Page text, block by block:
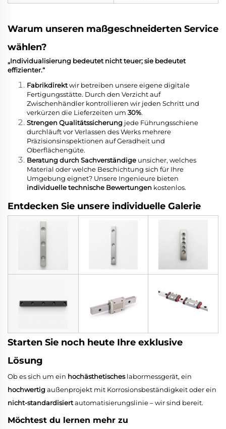
Warum unseren maßgeschneiderten Service
wählen?
„Individualisierung bedeutet nicht teuer; sie bedeutet
effizienter.“
Fabrikdirektwir betreiben unsere eigene digitale
Fertigungsstätte. Durch den Verzicht auf
Zwischenhändler kontrollieren wir jeden Schritt und
verkürzen die Lieferzeiten um 30%.
Strengen Qualitätssicherung jede Führungsschiene
durchläuft vor Verlassen des Werks mehrere
Präzisionsinspektionen auf Geradheit und
Oberflächengüte.
Beratung durch Sachverständige unsicher, welches
Material oder welche Beschichtung sich für Ihre
Umgebung eignet? Unsere Ingenieure bieten
individuelle technische Bewertungen kostenlos.
Entdecken Sie unsere individuelle Galerie
Starten Sie noch heute Ihre exklusive
Lösung
Ob es sich um ein hochästhetischeslabormessgerät, ein
hochwertigaußenprojekt mit Korrosionsbeständigkeit oder ein
nicht-standardisiertautomatisierungslinie – wir sind bereit.
Möchtest du lernen mehr zu